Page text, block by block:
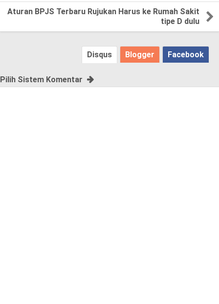
s
Aturan BPJS Terbaru Rujukan Harus ke Rumah Sakit
tipe D dulu
Facebook
Blogger
Disqus
Pilih Sistem Komentar